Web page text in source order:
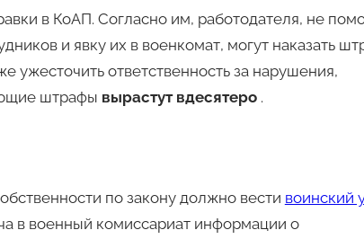
в КоАП. Согласно им, работодателя, не
и явку их в военкомат, могут наказать
ужесточить ответственность за нарушения,
штрафы вырастут вдесятеро .
по закону должно вести воинский
в военный комиссариат информации о